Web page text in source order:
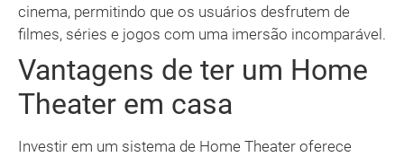
cinema, permitindo que os usuários desfrutem de
filmes, séries e jogos com uma imersão incomparável.
Vantagens de ter um Home
Theater em casa
Investir em um sistema de Home Theater oferece